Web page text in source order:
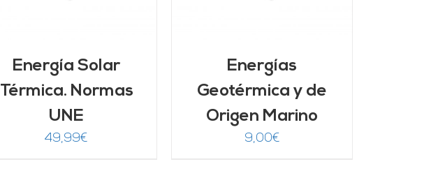
Energía Solar
Térmica. Normas
UNE
49,99€
Energías
Geotérmica y de
Origen Marino
9,00€